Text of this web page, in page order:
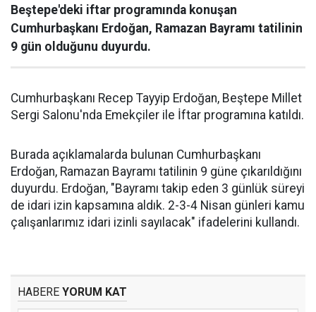
Beştepe'deki iftar programında konuşan
Cumhurbaşkanı Erdoğan, Ramazan Bayramı tatilinin
9 gün olduğunu duyurdu.
Cumhurbaşkanı Recep Tayyip Erdoğan, Beştepe Millet
Sergi Salonu'nda Emekçiler ile İftar programına katıldı.
Burada açıklamalarda bulunan Cumhurbaşkanı
Erdoğan, Ramazan Bayramı tatilinin 9 güne çıkarıldığını
duyurdu. Erdoğan, "Bayramı takip eden 3 günlük süreyi
de idari izin kapsamına aldık. 2-3-4 Nisan günleri kamu
çalışanlarımız idari izinli sayılacak" ifadelerini kullandı.
HABERE YORUM KAT